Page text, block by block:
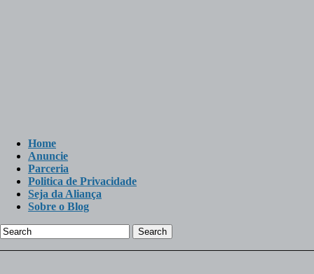
Home
Anuncie
Parceria
Politica de Privacidade
Seja da Aliança
Sobre o Blog
Search